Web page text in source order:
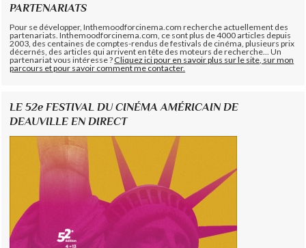
PARTENARIATS
Pour se développer, Inthemoodforcinema.com recherche actuellement des
partenariats. Inthemoodforcinema.com, ce sont plus de 4000 articles depuis
2003, des centaines de comptes-rendus de festivals de cinéma, plusieurs prix
décernés, des articles qui arrivent en tête des moteurs de recherche... Un
partenariat vous intéresse ?Cliquez ici pour en savoir plus sur le site, sur mon
parcours et pour savoir comment me contacter.
LE 52e FESTIVAL DU CINÉMA AMÉRICAIN DE
DEAUVILLE EN DIRECT